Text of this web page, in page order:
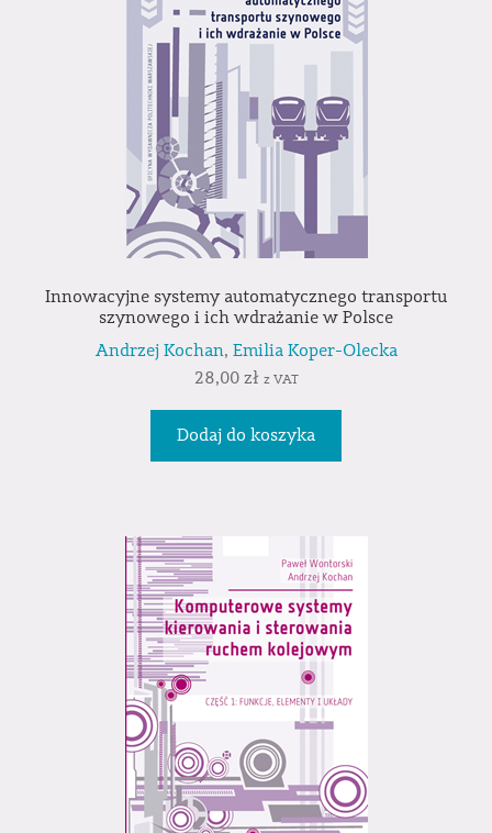
Innowacyjne systemy automatycznego transportu
szynowego i ich wdrażanie w Polsce
Andrzej Kochan, Emilia Koper-Olecka
28,00 zł z VAT
Dodaj do koszyka